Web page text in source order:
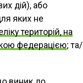
дій), або
яких не
територій, на
федерацією; та/